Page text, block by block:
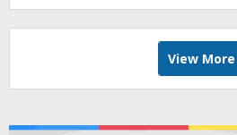
melalui Riset FOTOFOBIA
View More